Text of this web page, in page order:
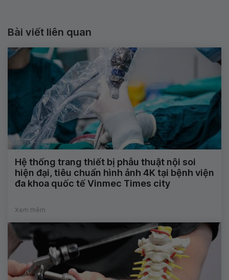
Bài viết liên quan
Hệ thống trang thiết bị phẫu thuật nội soi
hiện đại, tiêu chuẩn hình ảnh 4K tại bệnh viện
đa khoa quốc tế Vinmec Times city
Xem thêm